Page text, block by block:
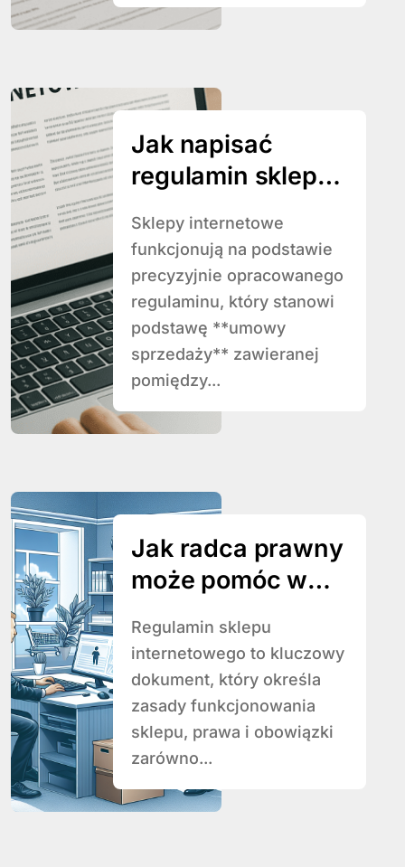
Jak napisać
regulamin sklepu
Sklepy internetowe
funkcjonują na podstawie
precyzyjnie opracowanego
regulaminu, który stanowi
podstawę **umowy
sprzedaży** zawieranej
pomiędzy...
Jak radca prawny
może pomóc w
regulaminu sklepu
internetowego?
Regulamin sklepu
internetowego to kluczowy
dokument, który określa
zasady funkcjonowania
sklepu, prawa i obowiązki
zarówno...